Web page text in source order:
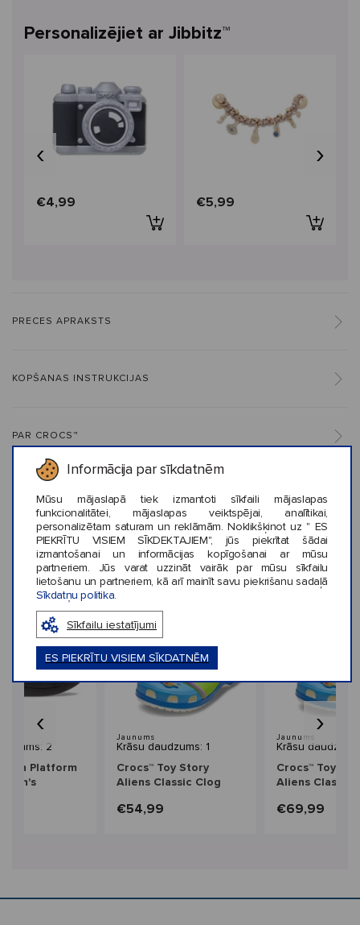
Informācija par sīkdatnēm
Mūsu mājaslapā tiek izmantoti sīkfaili mājaslapas
funkcionalitātei, mājaslapas veiktspējai, analītikai,
personalizētam saturam un reklāmām. Noklikšķinot uz " ES
PIEKRĪTU VISIEM SĪKDEKTAJIEM", jūs piekrītat šādai
izmantošanai un informācijas kopīgošanai ar mūsu
partneriem. Jūs varat uzzināt vairāk par mūsu sīkfailu
lietošanu un partneriem, kā arī mainīt savu piekrišanu sadaļā
Sīkdatņu politika.
Sīkfailu iestatījumi
ES PIEKRĪTU VISIEM SĪKDATNĒM
Personalizējiet ar Jibbitz™
€4,99 €5,99
‹ ›
PRECES APRAKSTS
KOPŠANAS INSTRUKCIJAS
PAR CROCS™
KLIENTU ATSAUKSMES (0)
Līdzīga stila preces
2
Platform
Jaunums
Krāsu daudzums: 1
Crocs™ Toy Story
Aliens Classic Clog
€54,99
Jaunums
Krāsu
Crocs™ Toy
Aliens Classic
€69,99
‹ ›